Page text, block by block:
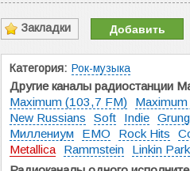
Закладки Добавить
Категория: Рок-музыка
Другие каналы радиостанции
Maximum (103,7 FM)
New Russians
Soft Indie
Миллениум
EMO Rock Hits
Metallica
Rammstein
Linkin Park